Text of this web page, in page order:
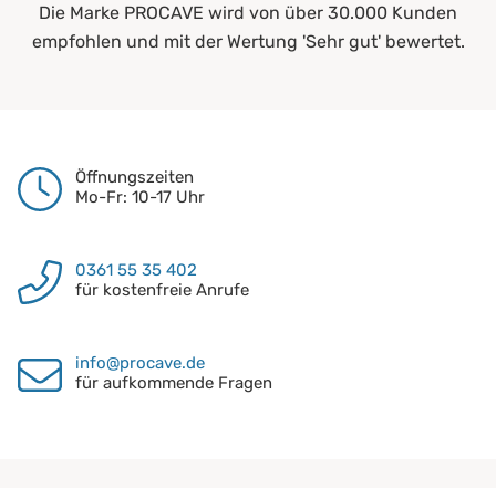
Die Marke PROCAVE wird von über 30.000 Kunden
empfohlen und mit der Wertung 'Sehr gut' bewertet.
Öffnungszeiten
Mo-Fr: 10-17 Uhr
0361 55 35 402
für kostenfreie Anrufe
info@procave.de
für aufkommende Fragen